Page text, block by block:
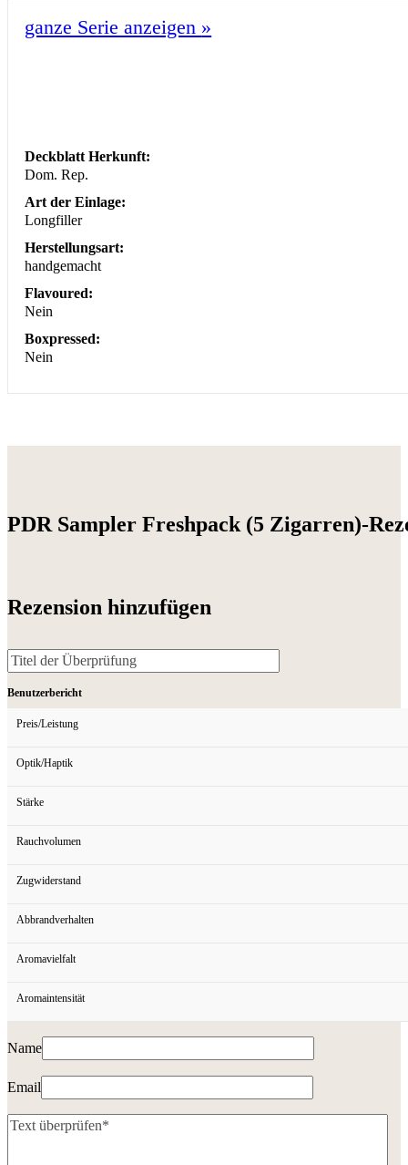
ganze Serie anzeigen »
Deckblatt Herkunft:
Dom. Rep.
Art der Einlage:
Longfiller
Herstellungsart:
handgemacht
Flavoured:
Nein
Boxpressed:
Nein
PDR Sampler Freshpack (5 Zigarren)-
Rezension hinzufügen
Benutzerbericht
Preis/Leistung
Optik/Haptik
Stärke
Rauchvolumen
Zugwiderstand
Abbrandverhalten
Aromavielfalt
Aromaintensität
Name
Email